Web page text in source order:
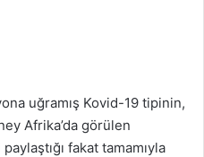
uğramış Kovid-19 tipinin,
Afrika’da görülen
fakat tamamıyla